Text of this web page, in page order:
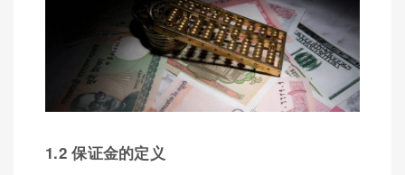
1.2 保证金的定义